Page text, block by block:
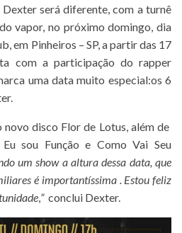
será diferente, com a turnê
vapor, no próximo domingo, dia
em Pinheiros – SP, a partir das 17
com a participação do rapper
uma data muito especial:os 6
disco Flor de Lotus, além de
sou Função e Como Vai Seu
um show a altura dessa data, que
é importantíssima . Estou feliz
,” conclui Dexter.